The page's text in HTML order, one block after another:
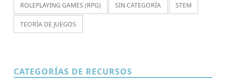
ROLEPLAYING GAMES (RPG) SIN CATEGORÍA STEM
TEORÍA DE JUEGOS
CATEGORÍAS DE RECURSOS